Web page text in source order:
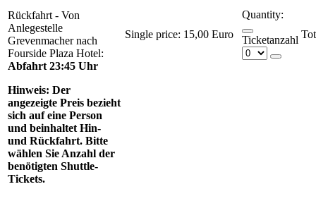
Rückfahrt - Von
Anlegestelle
Grevenmacher nach
Fourside Plaza Hotel:
Abfahrt 23:45 Uhr
Hinweis: Der
angezeigte Preis bezieht
sich auf eine Person
und beinhaltet Hin-
und Rückfahrt. Bitte
wählen Sie Anzahl der
benötigten Shuttle-
Tickets.
Single price: 15,00 Euro
Quantity:
Ticketanzahl